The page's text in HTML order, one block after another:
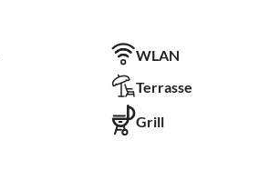
WLAN
Terrasse
Grill